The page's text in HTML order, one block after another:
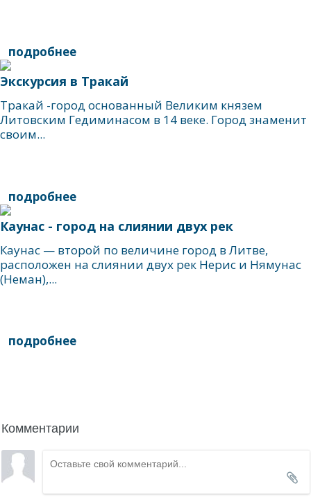
подробнее
Экскурсия в Тракай
Тракай -город основанный Великим князем
Литовским Гедиминасом в 14 веке. Город знаменит
своим...
подробнее
Каунас - город на слиянии двух рек
Каунас — второй по величине город в Литве,
расположен на слиянии двух рек Нерис и Нямунас
(Неман),...
подробнее
Комментарии